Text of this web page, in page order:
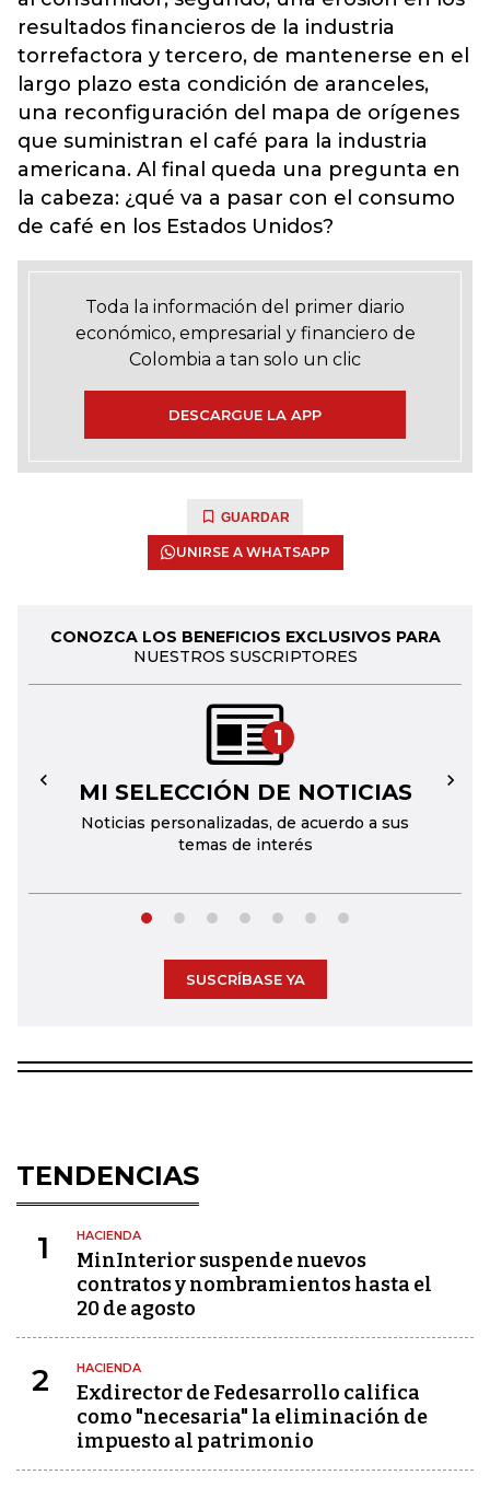
resultados financieros de la industria
torrefactora y tercero, de mantenerse en el
largo plazo esta condición de aranceles,
una reconfiguración del mapa de orígenes
que suministran el café para la industria
americana. Al final queda una pregunta en
la cabeza: ¿qué va a pasar con el consumo
de café en los Estados Unidos?
Toda la información del primer diario
económico, empresarial y financiero de
Colombia a tan solo un clic
DESCARGUE LA APP
GUARDAR
UNIRSE A WHATSAPP
CONOZCA LOS BENEFICIOS EXCLUSIVOS PARA
NUESTROS SUSCRIPTORES
1
MI SELECCIÓN DE NOTICIAS
Noticias personalizadas, de acuerdo a sus
temas de interés
← →
SUSCRÍBASE YA
TENDENCIAS
1 HACIENDA
MinInterior suspende nuevos
contratos y nombramientos hasta el
20 de agosto
2 HACIENDA
Exdirector de Fedesarrollo califica
como "necesaria" la eliminación de
impuesto al patrimonio